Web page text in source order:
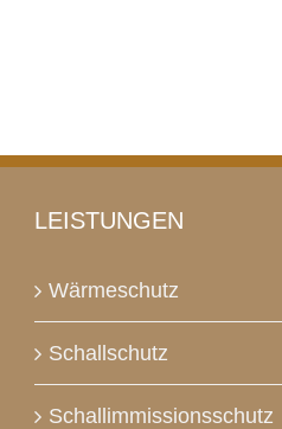
LEISTUNGEN
Wärmeschutz
Schallschutz
Schallimmissionsschutz